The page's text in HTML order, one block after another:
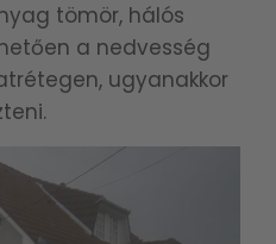
tömör, hálós
a nedvesség
ugyanakkor